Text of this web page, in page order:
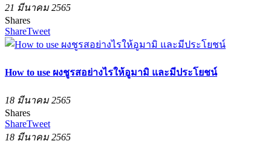
21 มีนาคม 2565
Shares
ShareTweet
How to use ผงชูรสอย่างไรให้อูมามิ และมีประโยชน์
18 มีนาคม 2565
Shares
ShareTweet
18 มีนาคม 2565